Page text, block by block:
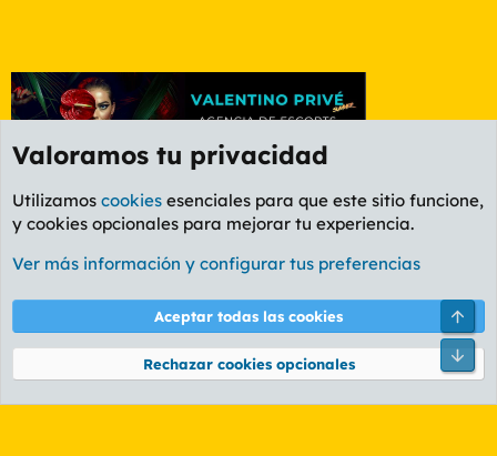
Etiquetas
Cookies
PL OLDSTYLE AMARILLO
Términos y reglas Política de privacidad Ayuda
Community platform by XenForo® © 2010-2026 XenForo Ltd.
Valoramos tu privacidad
Utilizamos cookies esenciales para que este sitio funcione,
y cookies opcionales para mejorar tu experiencia.
Ver más información y configurar tus preferencias
Aceptar todas las cookies
Rechazar cookies opcionales
Pie